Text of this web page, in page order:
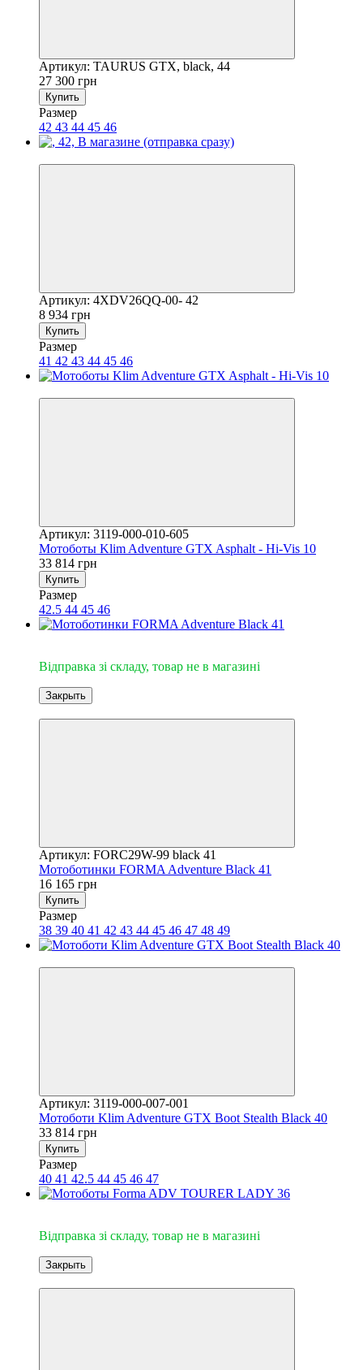
Артикул: TAURUS GTX, black, 44
27 300 грн
Купить
Размер
42 43 44 45 46
Артикул: 4XDV26QQ-00- 42
8 934 грн
Купить
Размер
41 42 43 44 45 46
Артикул: 3119-000-010-605
Мотоботы Klim Adventure GTX Asphalt - Hi-Vis 10
33 814 грн
Купить
Размер
42.5 44 45 46
Відправка зі складу, товар не в магазині
Закрыть
Артикул: FORC29W-99 black 41
Мотоботинки FORMA Adventure Black 41
16 165 грн
Купить
Размер
38 39 40 41 42 43 44 45 46 47 48 49
Артикул: 3119-000-007-001
Мотоботи Klim Adventure GTX Boot Stealth Black 40
33 814 грн
Купить
Размер
40 41 42.5 44 45 46 47
Відправка зі складу, товар не в магазині
Закрыть